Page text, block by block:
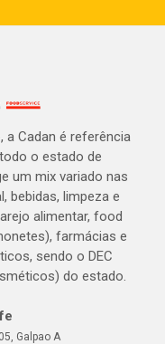
a Cadan é referência
o estado de
um mix variado nas
bebidas, limpeza e
alimentar, food
farmácias e
sendo o DEC
do estado.
Galpao A